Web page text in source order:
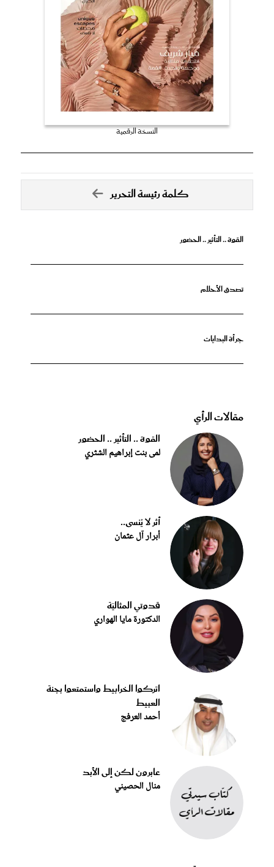
النسخة الرقمية
كلمة رئيسة التحرير
القوة .. التأثير .. الحضور
تصدق الأحلام
جرأة البدايات
مقالات الرأي
القوة .. التأثير .. الحضور
لمى بنت إبراهيم الشثري
أثر لا يُنسى..
أبرار آل عثمان
قدوتي المثاليّة
الدكتورة مايا الهواري
اتركوا الخرابيط واستمتعوا بجنة
العبيط
أحمد العرفج
عابرون لكن إلى الأبد
منال الحصيني